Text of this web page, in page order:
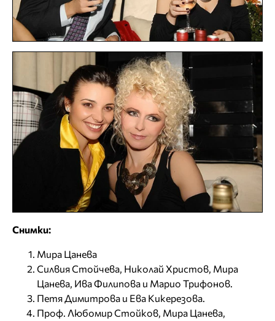
Снимки:
Мира Цанева
Силвия Стойчева, Николай Христов, Мира
Цанева, Ива Филипова и Марио Трифонов.
Петя Димитрова и Ева Кикерезова.
Проф. Любомир Стойков, Мира Цанева,